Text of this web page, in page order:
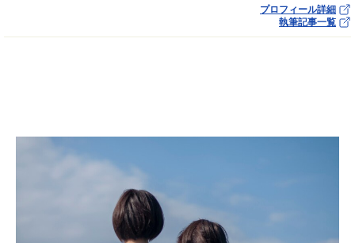
プロフィール詳細
執筆記事一覧